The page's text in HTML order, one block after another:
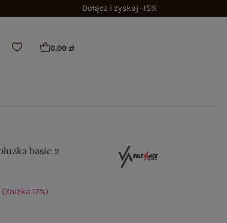
Dołącz i zyskaj -15%
0,00 zł
basic z
(Zniżka17%)